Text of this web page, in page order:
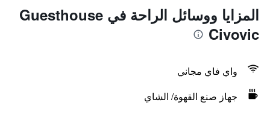
المزايا ووسائل الراحة في Guesthouse
Civovic
واي فاي مجاني
جهاز صنع القهوة/ الشاي